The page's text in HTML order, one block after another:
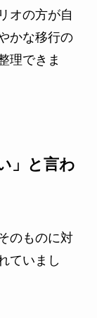
オの方が自
かな移行の
理できま
」と言わ
のものに対
ていまし